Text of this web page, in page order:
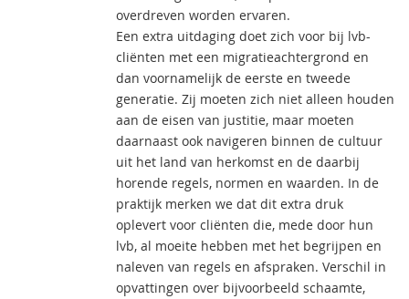
overdreven worden ervaren.
Een extra uitdaging doet zich voor bij lvb-
cliënten met een migratieachtergrond en
dan voornamelijk de eerste en tweede
generatie. Zij moeten zich niet alleen houden
aan de eisen van justitie, maar moeten
daarnaast ook navigeren binnen de cultuur
uit het land van herkomst en de daarbij
horende regels, normen en waarden. In de
praktijk merken we dat dit extra druk
oplevert voor cliënten die, mede door hun
lvb, al moeite hebben met het begrijpen en
naleven van regels en afspraken. Verschil in
opvattingen over bijvoorbeeld schaamte,